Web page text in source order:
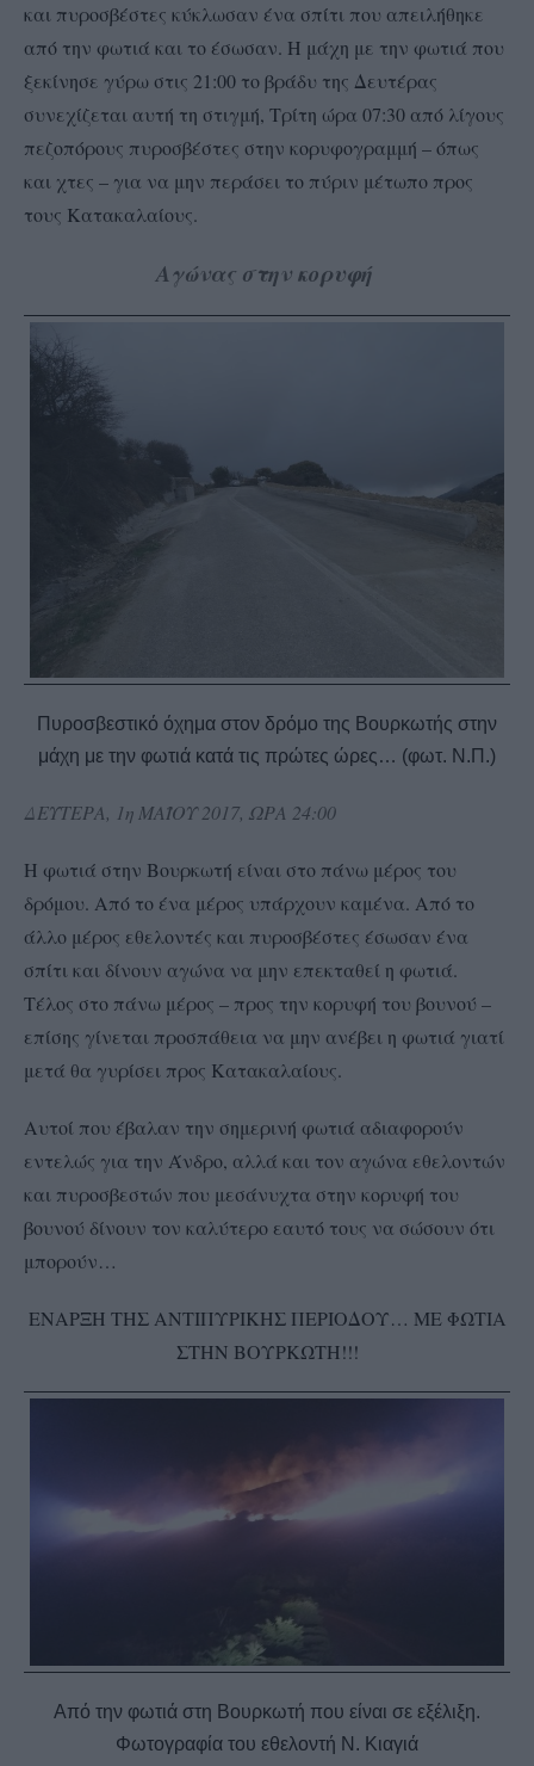
και πυροσβέστες κύκλωσαν ένα σπίτι που απειλήθηκε
από την φωτιά και το έσωσαν. Η μάχη με την φωτιά που
ξεκίνησε γύρω στις 21:00 το βράδυ της Δευτέρας
συνεχίζεται αυτή τη στιγμή, Τρίτη ώρα 07:30 από λίγους
πεζοπόρους πυροσβέστες στην κορυφογραμμή – όπως
και χτες – για να μην περάσει το πύριν μέτωπο προς
τους Κατακαλαίους.
Αγώνας στην κορυφή
Πυροσβεστικό όχημα στον δρόμο της Βουρκωτής στην
μάχη με την φωτιά κατά τις πρώτες ώρες… (φωτ. Ν.Π.)
ΔΕΥΤΕΡΑ, 1η ΜΑΪΟΥ 2017, ΩΡΑ 24:00
Η φωτιά στην Βουρκωτή είναι στο πάνω μέρος του
δρόμου. Από το ένα μέρος υπάρχουν καμένα. Από το
άλλο μέρος εθελοντές και πυροσβέστες έσωσαν ένα
σπίτι και δίνουν αγώνα να μην επεκταθεί η φωτιά.
Τέλος στο πάνω μέρος – προς την κορυφή του βουνού –
επίσης γίνεται προσπάθεια να μην ανέβει η φωτιά γιατί
μετά θα γυρίσει προς Κατακαλαίους.
Αυτοί που έβαλαν την σημερινή φωτιά αδιαφορούν
εντελώς για την Άνδρο, αλλά και τον αγώνα εθελοντών
και πυροσβεστών που μεσάνυχτα στην κορυφή του
βουνού δίνουν τον καλύτερο εαυτό τους να σώσουν ότι
μπορούν…
ΕΝΑΡΞΗ ΤΗΣ ΑΝΤΙΠΥΡΙΚΗΣ ΠΕΡΙΟΔΟΥ… ΜΕ ΦΩΤΙΑ
ΣΤΗΝ ΒΟΥΡΚΩΤΗ!!!
Aπό την φωτιά στη Βουρκωτή που είναι σε εξέλιξη.
Φωτογραφία του εθελοντή Ν. Κιαγιά